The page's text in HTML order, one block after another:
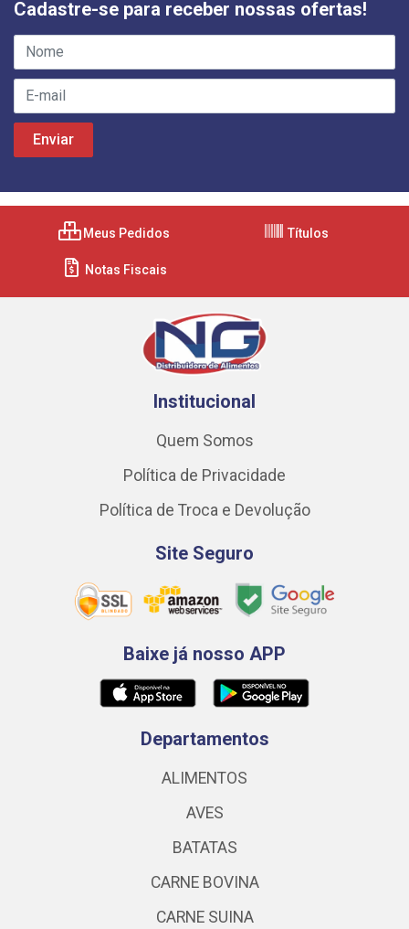
Cadastre-se para receber nossas ofertas!
Meus Pedidos Títulos
Notas Fiscais
Institucional
Quem Somos
Política de Privacidade
Política de Troca e Devolução
Site Seguro
Baixe já nosso APP
Departamentos
ALIMENTOS
AVES
BATATAS
CARNE BOVINA
CARNE SUINA